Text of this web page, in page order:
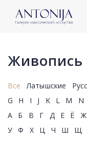
Живопись
Все Латышские
G
H I J K L M N
А
Б В Г Д Е Ё Ж
У
Ф Х Ц Ч Ш Щ